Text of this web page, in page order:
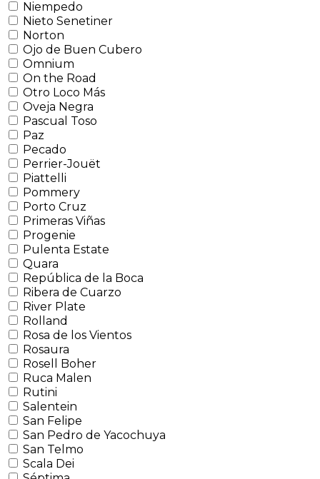
Niempedo
Nieto Senetiner
Norton
Ojo de Buen Cubero
Omnium
On the Road
Otro Loco Más
Oveja Negra
Pascual Toso
Paz
Pecado
Perrier-Jouët
Piattelli
Pommery
Porto Cruz
Primeras Viñas
Progenie
Pulenta Estate
Quara
República de la Boca
Ribera de Cuarzo
River Plate
Rolland
Rosa de los Vientos
Rosaura
Rosell Boher
Ruca Malen
Rutini
Salentein
San Felipe
San Pedro de Yacochuya
San Telmo
Scala Dei